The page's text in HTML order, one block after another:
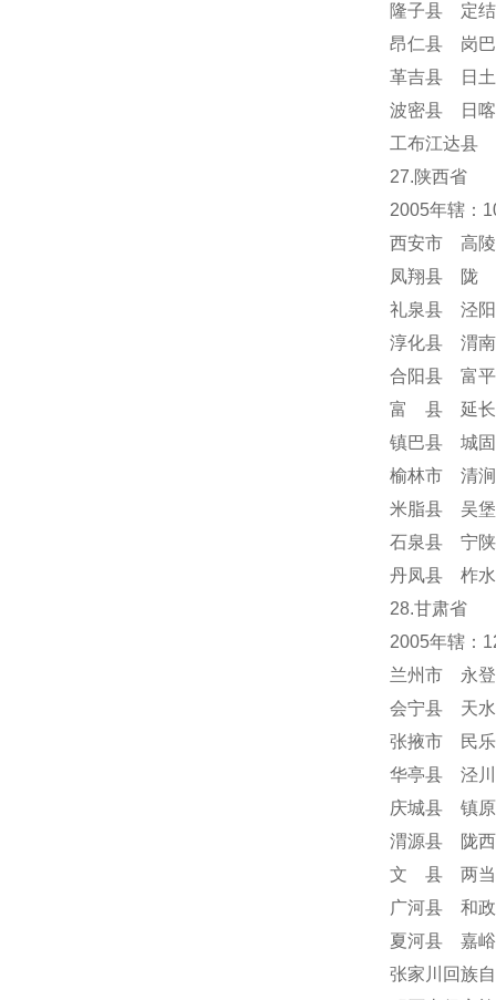
隆子县 定
昂仁县 岗
革吉县 日
波密县 日
工布江达县
27.陕西省
2005年辖：
西安市 高
凤翔县 陇
礼泉县 泾
淳化县 渭
合阳县 富
富 县 延长
镇巴县 城
榆林市 清
米脂县 吴
石泉县 宁
丹凤县 柞
28.甘肃省
2005年辖：
兰州市 永
会宁县 天
张掖市 民
华亭县 泾
庆城县 镇
渭源县 陇
文 县 两
广河县 和
夏河县 嘉
张家川回族